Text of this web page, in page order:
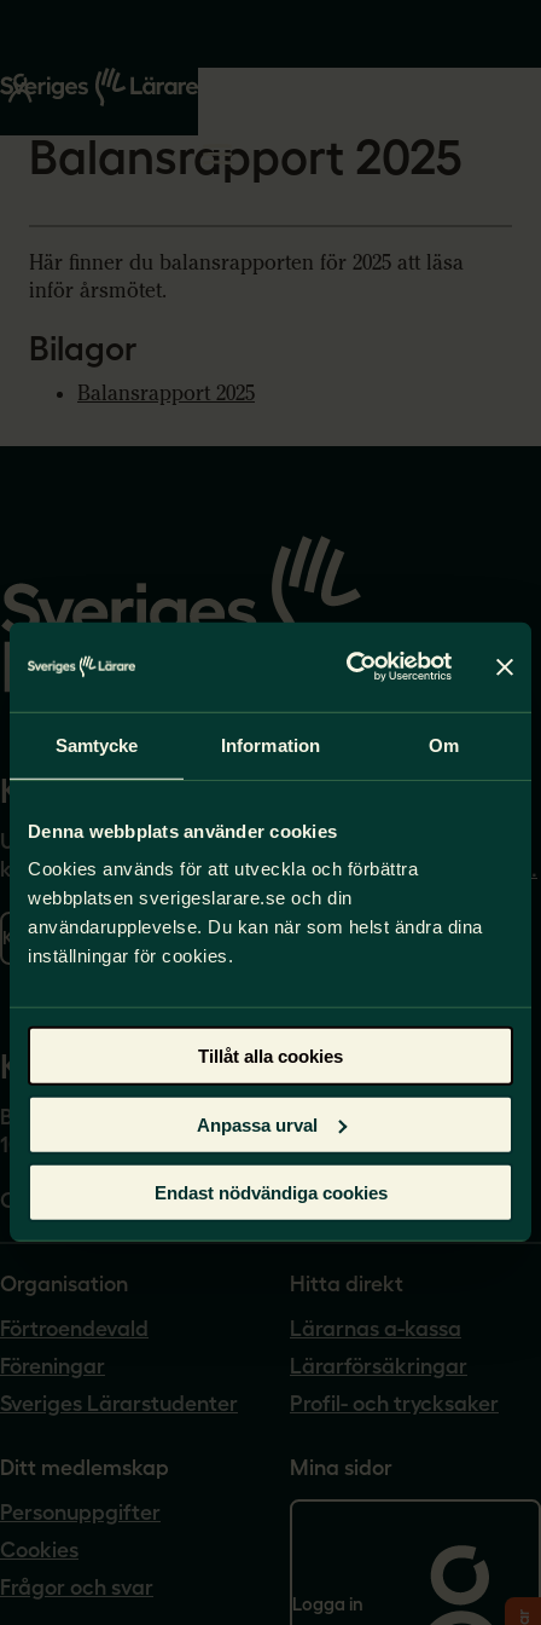
Samtycke Information Om
Denna webbplats använder cookies
Cookies används för att utveckla och förbättra
webbplatsen sverigeslarare.se och din
användarupplevelse. Du kan när som helst ändra dina
inställningar för cookies.
Tillåt alla cookies
Anpassa urval
Endast nödvändiga cookies
Start
Om oss
2026-03-09
Balansrapport 2025
Här finner du balansrapporten för 2025 att läsa
inför årsmötet.
Bilagor
Balansrapport 2025
startsidan
Kontakta
Uppgifter om hur du
kontaktar oss finns här.
Kontakta oss
Press
Journalist – du når oss
på press@sverigeslarare.
se
Kansli
Box 17061
104 62 Stockholm
Org.nr. 802540-5542
Organisation
Förtroendevald
Föreningar
Sveriges Lärarstudenter
Hitta direkt
Lärarnas a-kassa
Lärarförsäkringar
Profil- och trycksaker
Ditt medlemskap
Personuppgifter
Cookies
Frågor och svar
Mina sidor
Logga in